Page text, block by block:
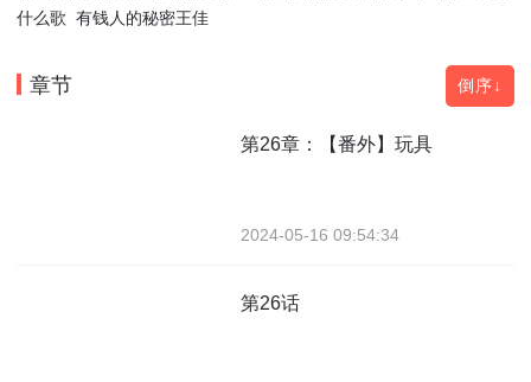
什么歌 有钱人的秘密王佳
章节 倒序↓
第26章：【番外】玩具
2024-05-16 09:54:34
第26话